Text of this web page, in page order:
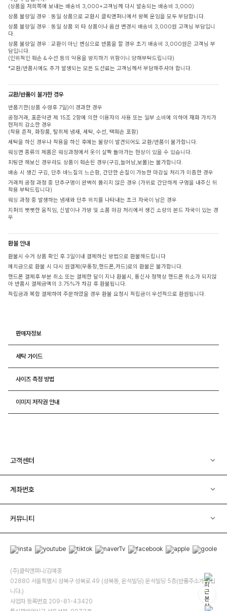
(상품을 저희쪽에 보내는 배송비 3,000+고객님께 다시 발송되는 배송비 3,000)
상품 불량일 경우 : 동일 상품으로 교환시 클릭앤퍼니에서 왕복 운임을 모두 부담합니다.
상품 불량일 경우 : 동일 상품 외 타 상품이나 옵션 변경시 배송비 3,000원 고객님 부담입니
다.
상품 불량일 경우 : 교환이 아닌 변심으로 반품을 할 경우 초기 배송비 3,000원은 고객님 부
담입니다.
(인위적인 훼손 & 수선 등의 악용을 방지하기 위함이니 양해부탁드립니다)
*교환/반품시에도 추가 발생되는 모든 도선료는 고객님께서 부담해주셔야 합니다.
교환/반품이 불가한 경우
반품기한(상품 수령후 7일)이 경과한 경우
공정거래, 표준약관 제 15조 2항에 의한 이용자의 사용 또는 일부 소비에 의하여 재화 가치가
현저히 감소한 경우
(착용 흔적, 화장품, 탈취제 냄새, 세탁, 수선, 택훼손 포함)
세탁을 하신 경우나 착용을 하신 후에는 불량이 발견되어도 교환/반품이 불가합니다.
워싱면 종류의 제품은 워싱과정에서 옷이 살짝 돌아가는 현상이 있을 수 있습니다.
피팅만 해보신 경우라도 상품이 훼손된 경우(구김,늘어남,보풀)는 불가합니다.
배송 시 생긴 구김, 단추 바느질의 느슨함, 간단한 손질이 가능한 마감실 처리가 미흡한 경우
거래처 공정 과정 중 단추구멍이 완벽히 뚫리지 않은 경우 (가위로 간단하게 구멍을 내주신 뒤
착용 부탁드립니다)
워싱 과정 중 발생하는 냄새와 단추 위치를 나타내는 초크 자국이 남은 경우
지퍼의 뻣뻣한 움직임, 신발이나 가방 및 소품 마감 처리에서 생긴 소량의 본드 자국이 있는 경
우
환불 안내
환불시 수거 상품 확인 후 3일이내 결제하신 방법으로 환불해드립니다
예치금으로 환불 시 다시 원결제(무통장,핸드폰,카드)로의 환불은 불가합니다.
핸드폰 결제후 부분 취소 또는 결제한 달이 지나 환불시, 통신사 정책상 핸드폰 취소가 되지않
아 반품시 결제금액의 3.75%가 차감 후 환불됩니다.
적립금과 복합 결제하여 주문하였을 경우 환불 요청시 적립금이 우선적으로 환원됩니다.
판매자정보
세탁 가이드
사이즈 측정 방법
이미지 저작권 안내
고객센터
계좌번호
커뮤니티
(주)클릭앤퍼니/김예중
02880 서울특별시 성북구 성북로 49 (성북동, 운석빌딩) 운석빌딩 5층(반품주소가 아닙
니다.)
사업자 등록번호 209-81-43420